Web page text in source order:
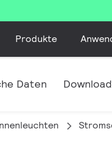
Produkte
Daten